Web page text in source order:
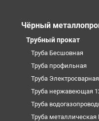
Чёрный
Трубный прокат
Труба Бесшовная
Труба профильная
Труба Электросварная
Труба нержавеющая
Труба
Труба металлическая